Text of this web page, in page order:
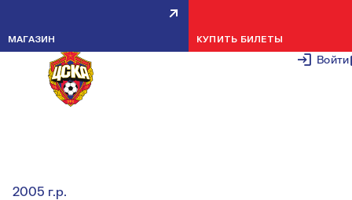
Войти
МАГАЗИН КУПИТЬ БИЛЕТЫ
ЮФЛ, 15-Й ТУР: ИТОГИ МАТЧЕЙ
ПРОТИВ РУБИНА
2005 г.р.